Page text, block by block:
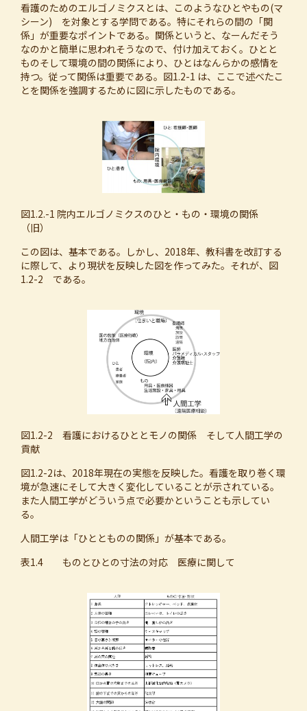
看護のためのエルゴノミクスとは、このようなひとやもの(マ
シーン) を対象とする学問である。特にそれらの間の「関
係」が重要なポイントである。関係というと、なーんだそう
なのかと簡単に思われそうなので、付け加えておく。ひとと
ものそして環境の間の関係により、ひとはなんらかの感情を
持つ。従って関係は重要である。図1.2-1 は、ここで述べたこ
とを関係を強調するために図に示したものである。
図1.2.-1 院内エルゴノミクスのひと・もの・環境の関係
（旧）
この図は、基本である。しかし、2018年、教科書を改訂する
に際して、より現状を反映した図を作ってみた。それが、図
1.2-2 である。
図1.2-2 看護におけるひととモノの関係 そして人間工学の
貢献
図1.2-2は、2018年現在の実態を反映した。看護を取り巻く環
境が急速にそして大きく変化していることが示されている。
また人間工学がどういう点で必要かということも示してい
る。
人間工学は「ひととものの関係」が基本である。
表1.4 ものとひとの寸法の対応 医療に関して